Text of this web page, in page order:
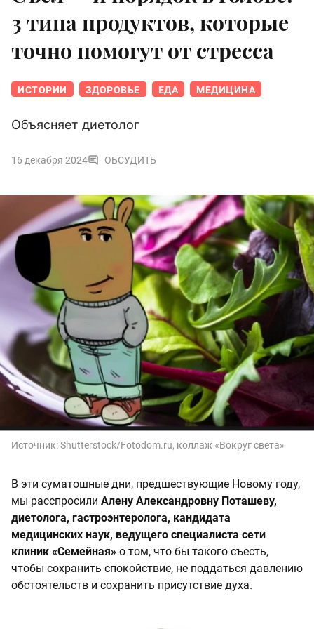
3 типа продуктов, которые
точно помогут от стресса
ИСТОРИИ ЗДОРОВЬЕ ЕДА МЕДИЦИНА
Объясняет диетолог
16 декабря 2024 ОБСУДИТЬ
Источник:Shutterstock/Fotodom.ru, коллаж «Вокруг света»
В эти суматошные дни, предшествующие Новому году,
мы расспросили Алену Александровну Поташеву,
диетолога, гастроэнтеролога, кандидата
медицинских наук, ведущего специалиста сети
клиник «Семейная» о том, что бы такого съесть,
чтобы сохранить спокойствие, не поддаться давлению
обстоятельств и сохранить присутствие духа.